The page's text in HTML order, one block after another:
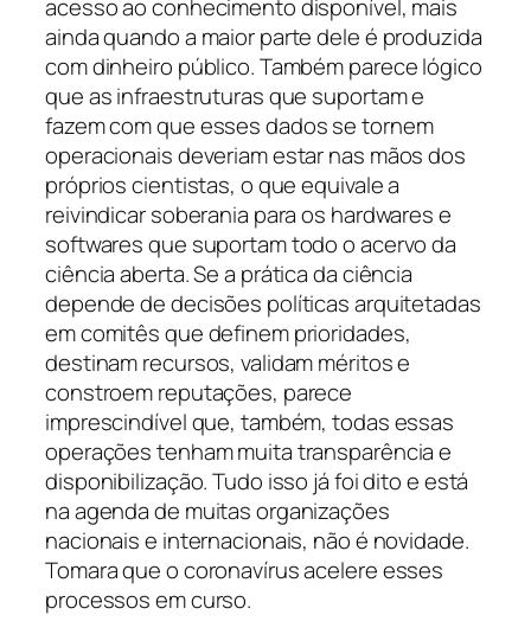
acesso ao conhecimento disponível, mais
ainda quando a maior parte dele é produzida
com dinheiro público. Também parece lógico
que as infraestruturas que suportam e
fazem com que esses dados se tornem
operacionais deveriam estar nas mãos dos
próprios cientistas, o que equivale a
reivindicar soberania para os hardwares e
softwares que suportam todo o acervo da
ciência aberta. Se a prática da ciência
depende de decisões políticas arquitetadas
em comitês que definem prioridades,
destinam recursos, validam méritos e
constroem reputações, parece
imprescindível que, também, todas essas
operações tenham muita transparência e
disponibilização. Tudo isso já foi dito e está
na agenda de muitas organizações
nacionais e internacionais, não é novidade.
Tomara que o coronavírus acelere esses
processos em curso.